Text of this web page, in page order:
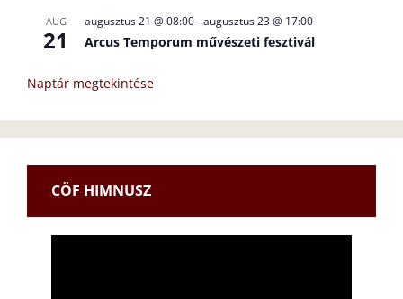
AUG
21
augusztus 21 @ 08:00-augusztus 23 @ 17:00
Arcus Temporum művészeti fesztivál
Naptár megtekintése
CÖF HIMNUSZ